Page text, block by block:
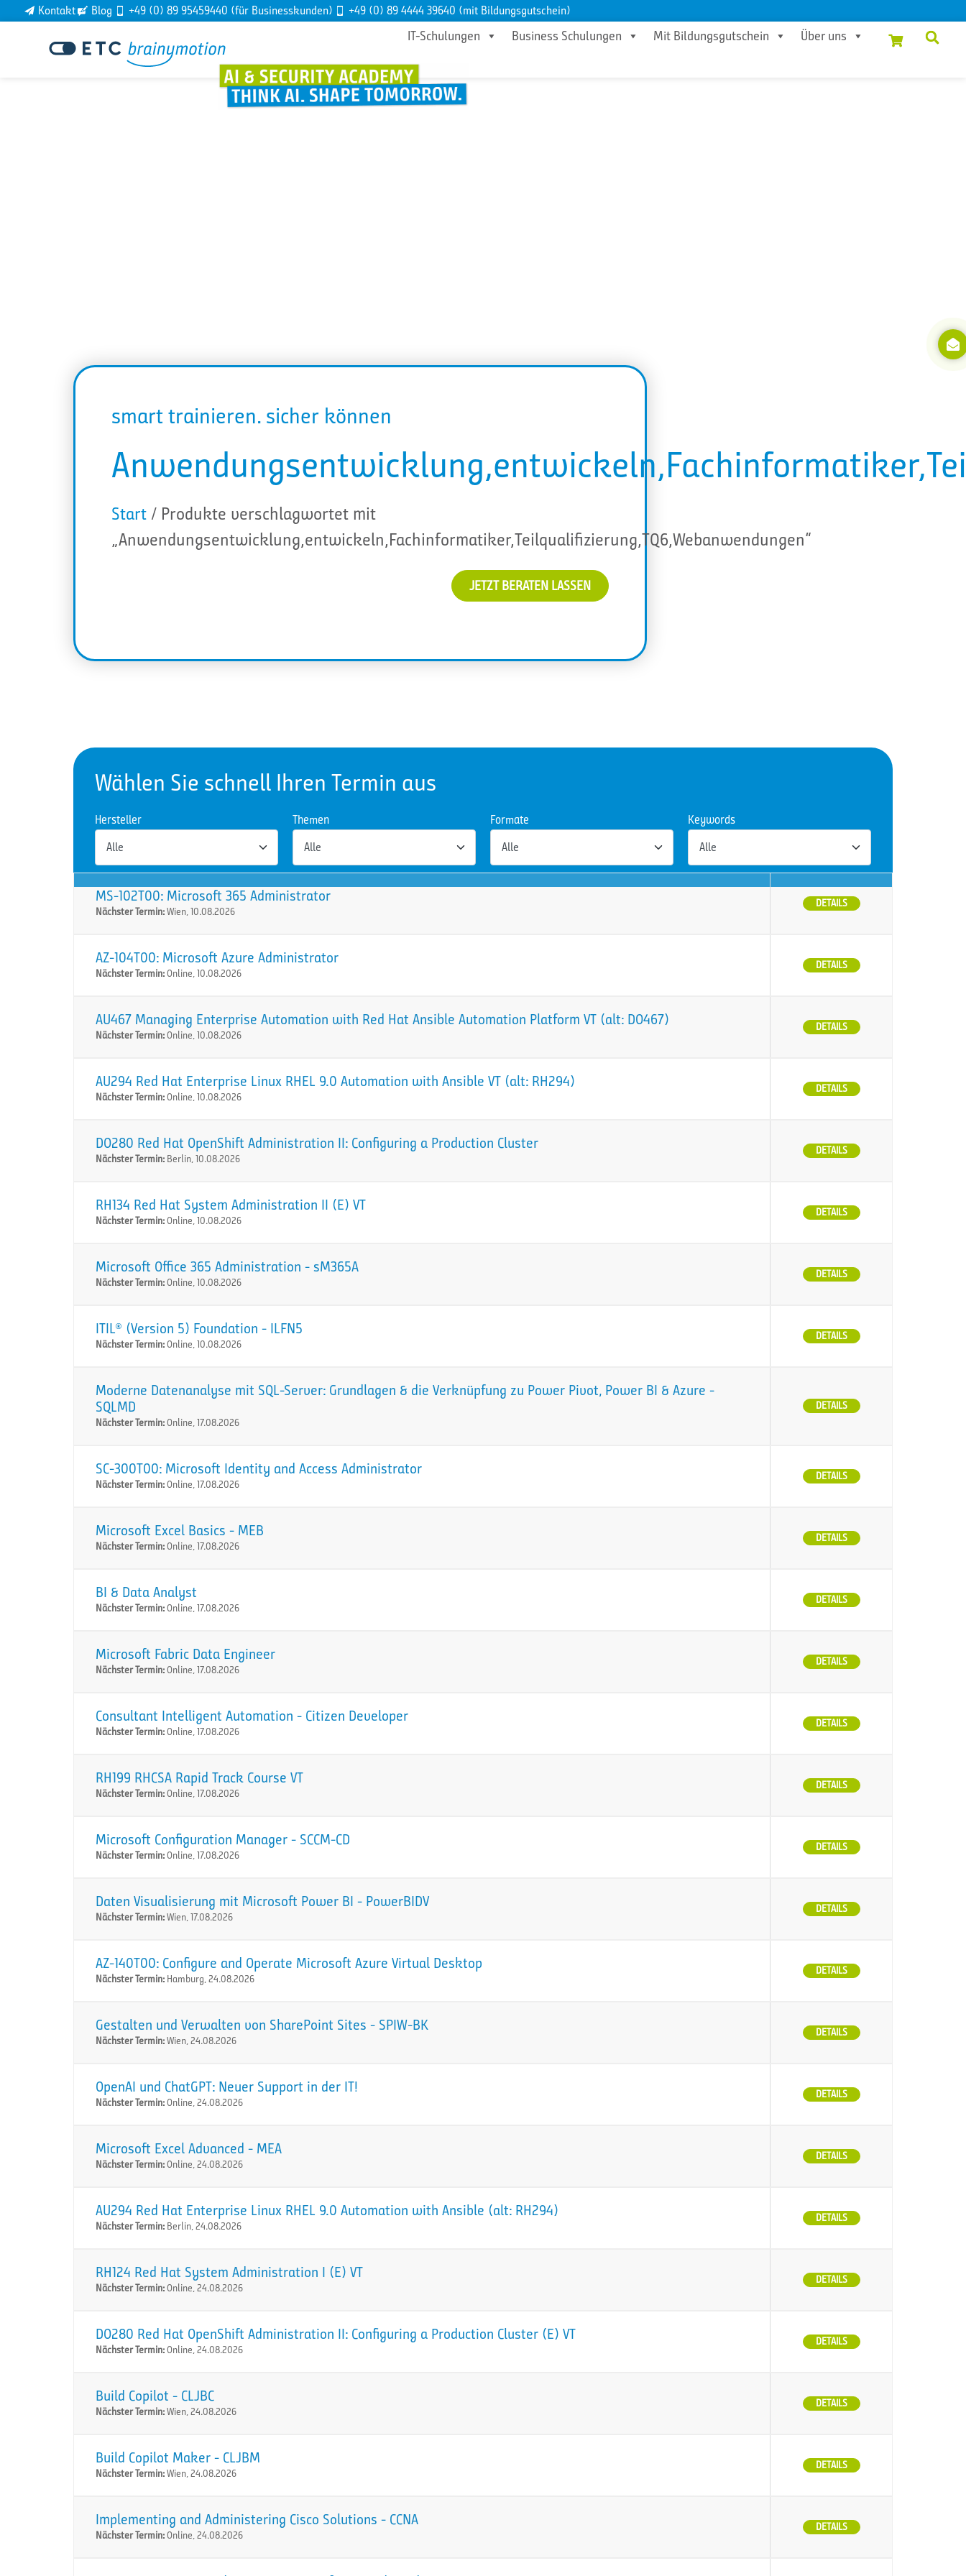
Kontakt Blog +49 (0) 89 95459440 (für Businesskunden) +49 (0) 89 4444 39640 (mit Bildungsgutschein)
IT-Schulungen Business Schulungen Mit Bildungsgutschein Über uns
smart trainieren. sicher können
Start / Produkte verschlagwortet mit
„Anwendungsentwicklung,entwickeln,Fachinformatiker,Teilqualifizierung,TQ6,Webanwendungen“
JETZT BERATEN LASSEN
Wählen Sie schnell Ihren Termin aus
Hersteller Themen Formate Keywords
MS-102T00: Microsoft 365 Administrator
Nächster Termin:Wien, 10.08.2026
DETAILS
AZ-104T00: Microsoft Azure Administrator
Nächster Termin:Online, 10.08.2026
DETAILS
AU467 Managing Enterprise Automation with Red Hat Ansible Automation Platform VT (alt: DO467)
Nächster Termin:Online, 10.08.2026
DETAILS
AU294 Red Hat Enterprise Linux RHEL 9.0 Automation with Ansible VT (alt: RH294)
Nächster Termin:Online, 10.08.2026
DETAILS
DO280 Red Hat OpenShift Administration II: Configuring a Production Cluster
Nächster Termin: Berlin, 10.08.2026
DETAILS
RH134 Red Hat System Administration II (E) VT
Nächster Termin:Online, 10.08.2026
DETAILS
Microsoft Office 365 Administration - sM365A
Nächster Termin:Online, 10.08.2026
DETAILS
ITIL® (Version 5) Foundation - ILFN5
Nächster Termin:Online, 10.08.2026
DETAILS
Moderne Datenanalyse mit SQL-Server: Grundlagen & die Verknüpfung zu Power Pivot, Power BI & Azure -
SQLMD
Nächster Termin:Online, 17.08.2026
DETAILS
SC-300T00: Microsoft Identity and Access Administrator
Nächster Termin:Online, 17.08.2026
DETAILS
Microsoft Excel Basics - MEB
Nächster Termin:Online, 17.08.2026
DETAILS
BI & Data Analyst
Nächster Termin:Online, 17.08.2026
DETAILS
Microsoft Fabric Data Engineer
Nächster Termin:Online, 17.08.2026
DETAILS
Consultant Intelligent Automation - Citizen Developer
Nächster Termin:Online, 17.08.2026
DETAILS
RH199 RHCSA Rapid Track Course VT
Nächster Termin:Online, 17.08.2026
DETAILS
Microsoft Configuration Manager - SCCM-CD
Nächster Termin:Online, 17.08.2026
DETAILS
Daten Visualisierung mit Microsoft Power BI - PowerBIDV
Nächster Termin:Wien, 17.08.2026
DETAILS
AZ-140T00: Configure and Operate Microsoft Azure Virtual Desktop
Nächster Termin: Hamburg, 24.08.2026
DETAILS
Gestalten und Verwalten von SharePoint Sites - SPIW-BK
Nächster Termin:Wien, 24.08.2026
DETAILS
OpenAI und ChatGPT: Neuer Support in der IT!
Nächster Termin:Online, 24.08.2026
DETAILS
Microsoft Excel Advanced - MEA
Nächster Termin:Online, 24.08.2026
DETAILS
AU294 Red Hat Enterprise Linux RHEL 9.0 Automation with Ansible (alt: RH294)
Nächster Termin: Berlin, 24.08.2026
DETAILS
RH124 Red Hat System Administration I (E) VT
Nächster Termin:Online, 24.08.2026
DETAILS
DO280 Red Hat OpenShift Administration II: Configuring a Production Cluster (E) VT
Nächster Termin:Online, 24.08.2026
DETAILS
Build Copilot - CLJBC
Nächster Termin:Wien, 24.08.2026
DETAILS
Build Copilot Maker - CLJBM
Nächster Termin:Wien, 24.08.2026
DETAILS
Implementing and Administering Cisco Solutions - CCNA
Nächster Termin:Online, 24.08.2026
DETAILS